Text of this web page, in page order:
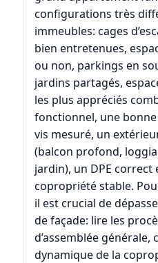
configurations très
immeubles: cages
bien entretenues,
ou non, parkings en
jardins partagés,
les plus appréciés
fonctionnel, une
vis mesuré, un
(balcon profond,
jardin), un DPE correct
copropriété stable.
il est crucial de
de façade: lire les
d’assemblée générale,
dynamique de la